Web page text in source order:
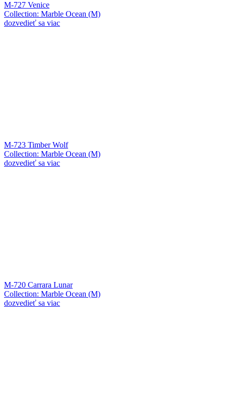
M-727 Venice
Collection: Marble Ocean (M)
dozvedieť sa viac
M-723 Timber Wolf
Collection: Marble Ocean (M)
dozvedieť sa viac
M-720 Carrara Lunar
Collection: Marble Ocean (M)
dozvedieť sa viac